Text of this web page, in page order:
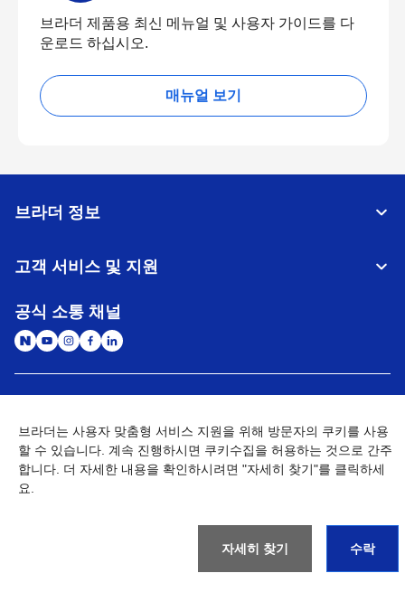
브라더 제품용 최신 메뉴얼 및 사용자 가이드를 다
운로드 하십시오.
매뉴얼 보기
브라더 정보
고객 서비스 및 지원
공식 소통 채널
개인정보처리방침 이용약관
사이트맵
개인정보취급방침 (Brother Industries, Ltd.)
Go to Global Site
브라더는 사용자 맞춤형 서비스 지원을 위해 방문자의 쿠키를 사용
할 수 있습니다. 계속 진행하시면 쿠키수집을 허용하는 것으로 간주
합니다. 더 자세한 내용을 확인하시려면 "자세히 찾기"를 클릭하세
요.
자세히 찾기 수락